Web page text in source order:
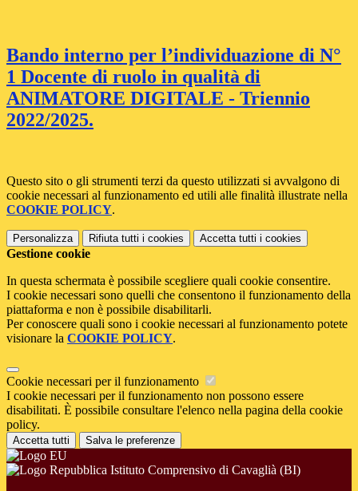
Bando interno per l’individuazione di N°
1 Docente di ruolo in qualità di
ANIMATORE DIGITALE - Triennio
2022/2025.
Questo sito o gli strumenti terzi da questo utilizzati si avvalgono di
cookie necessari al funzionamento ed utili alle finalità illustrate nella
COOKIE POLICY.
Personalizza Rifiuta tutti i cookies Accetta tutti i cookies
Gestione cookie
In questa schermata è possibile scegliere quali cookie consentire.
I cookie necessari sono quelli che consentono il funzionamento della
piattaforma e non è possibile disabilitarli.
Per conoscere quali sono i cookie necessari al funzionamento potete
visionare la COOKIE POLICY.
Cookie necessari per il funzionamento
I cookie necessari per il funzionamento non possono essere
disabilitati. È possibile consultare l'elenco nella pagina della cookie
policy.
Accetta tutti Salva le preferenze
Istituto Comprensivo di Cavaglià (BI)